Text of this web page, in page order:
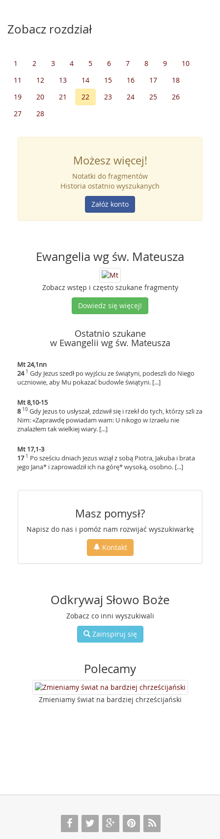
Zobacz rozdział
1 2 3 4 5 6 7 8 9
10
11
12 13 14 15 16 17
18
19
20 21 22 23 24 25
26
27
28
Możesz więcej!
Notatki do fragmentów
Historia ostatnio wyszukanych
Załóż konto
Ewangelia wg św. Mateusza
Zobacz wstęp i często szukane fragmenty
Dowiedz się więcej!
Ostatnio szukane
w Ewangelii wg św. Mateusza
Mt 24,1nn
24 1 Gdy Jezus szedł po wyjściu ze świątyni, podeszli do Niego
uczniowie, aby Mu pokazać budowle świątyni. [...]
Mt 8,10-15
8 10 Gdy Jezus to usłyszał, zdziwił się i rzekł do tych, którzy szli za
Nim: «Zaprawdę powiadam wam: U nikogo w Izraelu nie
znalazłem tak wielkiej wiary. [...]
Mt 17,1-3
171 Po sześciu dniach Jezus wziął z sobą Piotra, Jakuba i brata
jego Jana* i zaprowadził ich na górę* wysoką, osobno. [...]
Masz pomysł?
Napisz do nas i pomóż nam rozwijać wyszukiwarkę
Kontakt
Odkrywaj Słowo Boże
Zobacz co inni wyszukiwali
Zainspiruj się
Polecamy
Zmieniamy świat na bardziej chrześcijański